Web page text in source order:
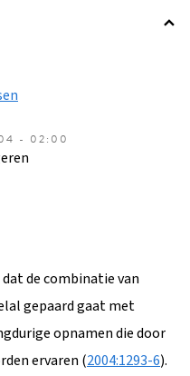
- 02:00
de combinatie van
gepaard gaat met
opnamen die door
ervaren (2004:1293-6).